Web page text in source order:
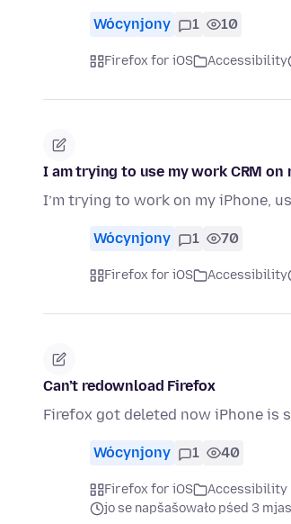
Wócynjony 1 10
Firefox for iOS Accessibility
I am trying to use my work CRM on
I’m trying to work on my iPhone,
Wócynjony 1 70
Firefox for iOS Accessibility
Can’t redownload Firefox
Firefox got deleted now iPhone is
Wócynjony 1 40
Firefox for iOS
Accessibility
jo se napšašowało pśed 3